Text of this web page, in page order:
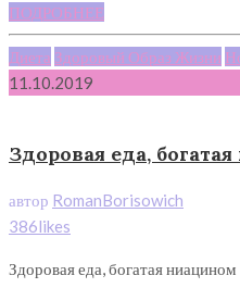
ПОДРОБНЕЕ
Диета Здоровый Образ Жизни
11.10.2019
Здоровая еда,
автор RomanBorisowich
386likes
Здоровая еда, богатая ниацином